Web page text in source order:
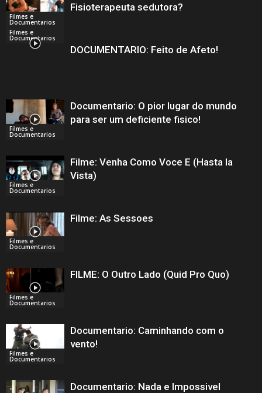
Filmes e
Documentarios
Fisioterapeuta sedutora?
Filmes e
Documentarios
DOCUMENTARIO: Feito de Afeto!
Filmes e
Documentarios
Documentario: O pior lugar do mundo
para ser um deficiente fisico!
Filmes e
Documentarios
Filme: Venha Como Voce E (Hasta la
Vista)
Filmes e
Documentarios
Filme: As Sessoes
Filmes e
Documentarios
FILME: O Outro Lado (Quid Pro Quo)
Filmes e
Documentarios
Documentario: Caminhando com o
vento!
Documentario: Nada e Impossivel